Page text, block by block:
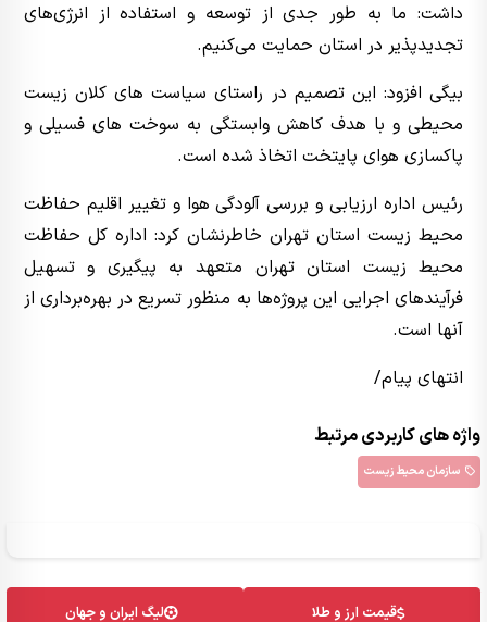
داشت: ما به طور جدی از توسعه و استفاده از انرژی‌‌های
تجدیدپذیر در استان حمایت می‌‌کنیم.
بیگی افزود: این تصمیم در راستای سیاست‌ های کلان زیست‌
محیطی و با هدف کاهش وابستگی به سوخت‌ های فسیلی و
پاکسازی هوای پایتخت اتخاذ شده است.
رئیس اداره ارزیابی و بررسی آلودگی هوا و تغییر اقلیم حفاظت
محیط زیست استان تهران خاطرنشان کرد: اداره کل حفاظت
محیط زیست استان تهران متعهد به پیگیری و تسهیل
فرآیندهای اجرایی این پروژه‌‌ها به منظور تسریع در بهره‌‌برداری از
آنها است.
انتهای پیام/
واژه های کاربردی مرتبط
سازمان محیط زیست
قیمت ارز و طلا لیگ ایران و جهان